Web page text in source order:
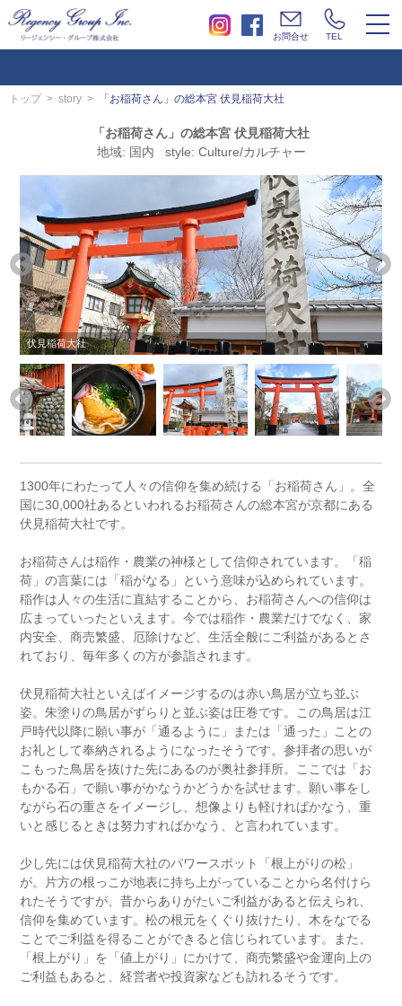
お問合せ TEL
トップ story 「お稲荷さん」の総本宮 伏見稲荷大社
「お稲荷さん」の総本宮 伏見稲荷大社
地域: 国内 style: Culture/カルチャー
伏見稲荷大社
1300年にわたって人々の信仰を集め続ける「お稲荷さん」。全
国に30,000社あるといわれるお稲荷さんの総本宮が京都にある
伏見稲荷大社です。
お稲荷さんは稲作・農業の神様として信仰されています。「稲
荷」の言葉には「稲がなる」という意味が込められています。
稲作は人々の生活に直結することから、お稲荷さんへの信仰は
広まっていったといえます。今では稲作・農業だけでなく、家
内安全、商売繁盛、厄除けなど、生活全般にご利益があるとさ
れており、毎年多くの方が参詣されます。
伏見稲荷大社といえばイメージするのは赤い鳥居が立ち並ぶ
姿。朱塗りの鳥居がずらりと並ぶ姿は圧巻です。この鳥居は江
戸時代以降に願い事が「通るように」または「通った」ことの
お礼として奉納されるようになったそうです。参拝者の思いが
こもった鳥居を抜けた先にあるのが奥社参拝所。ここでは「お
もかる石」で願い事がかなうかどうかを試せます。願い事をし
ながら石の重さをイメージし、想像よりも軽ければかなう、重
いと感じるときは努力すればかなう、と言われています。
少し先には伏見稲荷大社のパワースポット「根上がりの松」
が。片方の根っこが地表に持ち上がっていることから名付けら
れたそうですが、昔からありがたいご利益があると伝えられ、
信仰を集めています。松の根元をくぐり抜けたり、木をなでる
ことでご利益を得ることができると信じられています。また、
「根上がり」を「値上がり」にかけて、商売繁盛や金運向上の
ご利益もあると、経営者や投資家なども訪れるそうです。